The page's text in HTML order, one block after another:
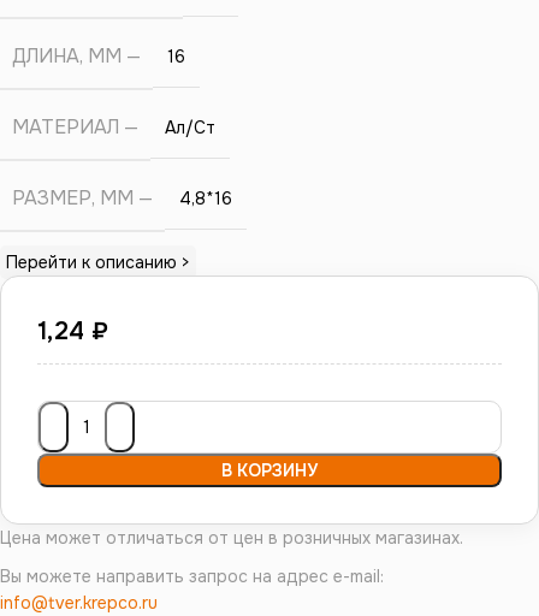
1,24 ₽
В КОРЗИНУ
Цена может отличаться от цен в розничных магазинах.
Вы можете направить запрос на адрес e-mail:
info@tver.krepco.ru
ДЛИНА, ММ 16
МАТЕРИАЛ Ал/Ст
РАЗМЕР, ММ 4,8*16
Перейти к описанию >